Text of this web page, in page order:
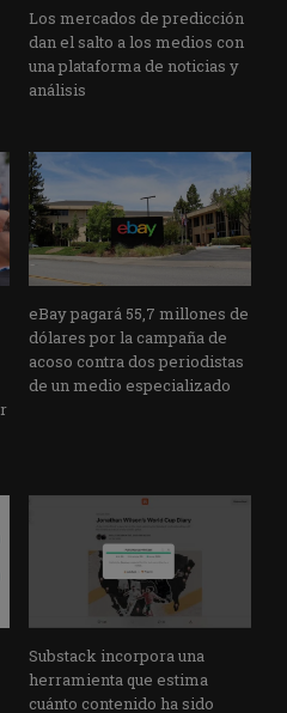
Los mercados de predicción
dan el salto a los medios con
una plataforma de noticias y
análisis
eBay pagará 55,7 millones de
dólares por la campaña de
acoso contra dos periodistas
de un medio especializado
Substack incorpora una
herramienta que estima
cuánto contenido ha sido